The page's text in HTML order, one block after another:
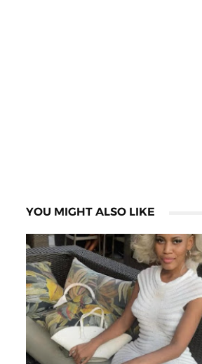
YOU MIGHT ALSO LIKE